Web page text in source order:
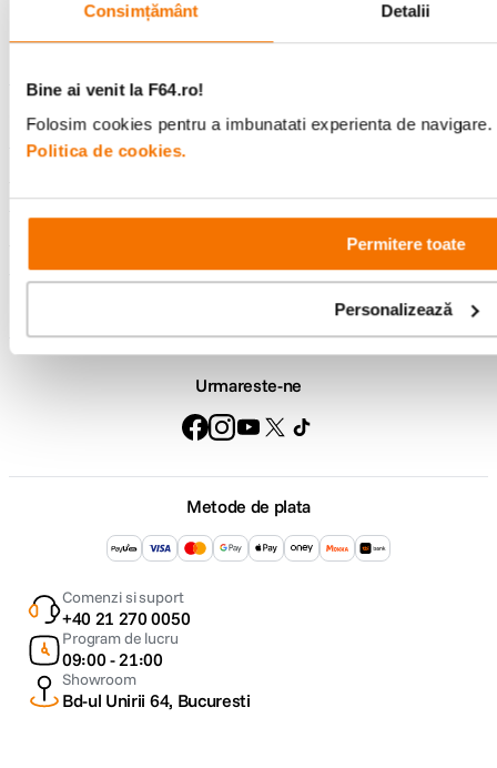
Consimțământ Detalii
Bine ai venit la F64.ro!
Folosim cookies pentru a imbunatati experienta de
Politica de cookies.
Permitere toate
Personalizează
specializata 499lei
Comenzi si livrare
Urmareste-ne
Metode de plata
Comenzi si suport
+40 21 270 0050
Program de lucru
09:00 - 21:00
Showroom
Bd-ul Unirii 64, Bucuresti